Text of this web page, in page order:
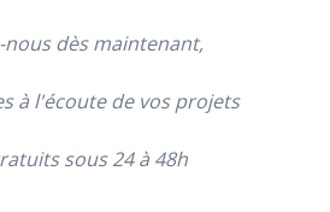
nous dès maintenant,
à l'écoute de vos projets
sous 24 à 48h